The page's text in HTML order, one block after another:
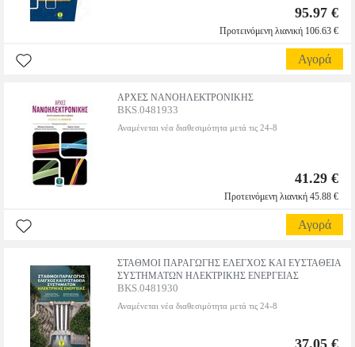
95.97 €
Προτεινόμενη λιανική 106.63 €
Αγορά
ΑΡΧΕΣ ΝΑΝΟΗΛΕΚΤΡΟΝΙΚΗΣ
BKS.0481933
Αναμένεται νέα διαθεσιμότητα μετά τις 24-8
41.29 €
Προτεινόμενη λιανική 45.88 €
Αγορά
ΣΤΑΘΜΟΙ ΠΑΡΑΓΩΓΗΣ ΕΛΕΓΧΟΣ ΚΑΙ ΕΥΣΤΑΘΕΙΑ
ΣΥΣΤΗΜΑΤΩΝ ΗΛΕΚΤΡΙΚΗΣ ΕΝΕΡΓΕΙΑΣ
BKS.0481930
Αναμένεται νέα διαθεσιμότητα μετά τις 24-8
37.05 €